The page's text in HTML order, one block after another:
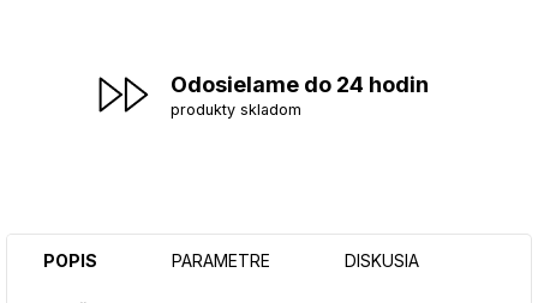
Odosielame do 24 hodin
produkty skladom
POPIS PARAMETRE DISKUSIA